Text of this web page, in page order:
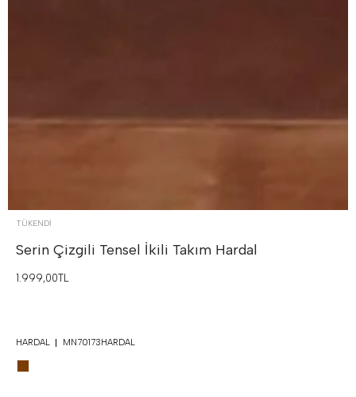
TÜKENDI
Serin Çizgili Tensel İkili Takım Hardal
1.999,00TL
HARDAL MN70173HARDAL